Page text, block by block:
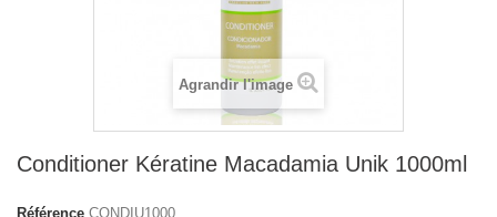
Agrandir l'image
Conditioner Kératine Macadamia Unik 1000ml
Référence CONDIU1000